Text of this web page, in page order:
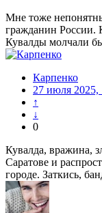
Мне тоже
гражданин России.
Кувалды молчали
Карпенко
27 июля 2025,
↑
↓
0
Кувалда, вражина,
Саратове и
городе. Заткись,